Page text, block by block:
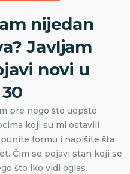
nijedan
Javljam
novi u
pre nego što uopšte
koji su mi ostavili
formu i napišite šta
Čim se pojavi stan koji se
što iko vidi oglas.